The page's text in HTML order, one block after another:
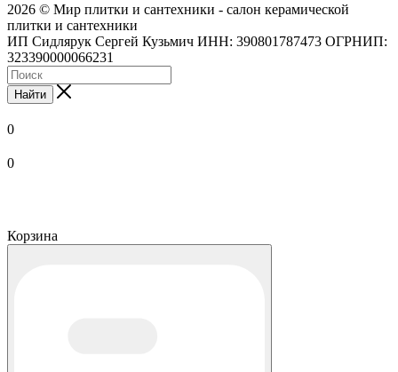
2026 © Мир плитки и сантехники - салон керамической
плитки и сантехники
ИП Сидлярук Сергей Кузьмич ИНН: 390801787473 ОГРНИП:
323390000066231
Найти
0
0
Корзина